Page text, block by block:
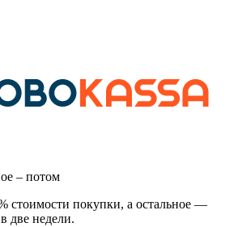
– потом
стоимости покупки, а остальное —
две недели.